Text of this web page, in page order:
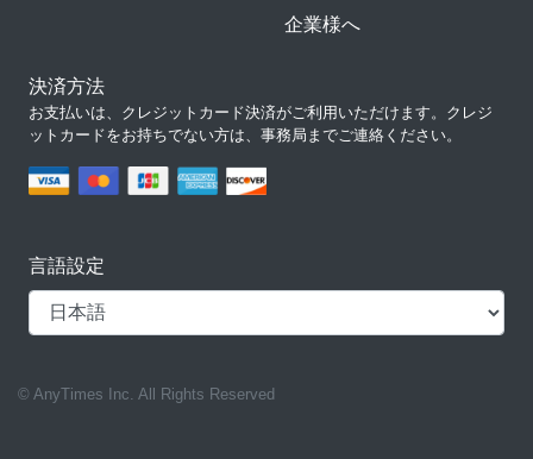
企業様へ
決済方法
お支払いは、クレジットカード決済がご利用いただけます。クレジ
ットカードをお持ちでない方は、事務局までご連絡ください。
言語設定
© AnyTimes Inc. All Rights Reserved